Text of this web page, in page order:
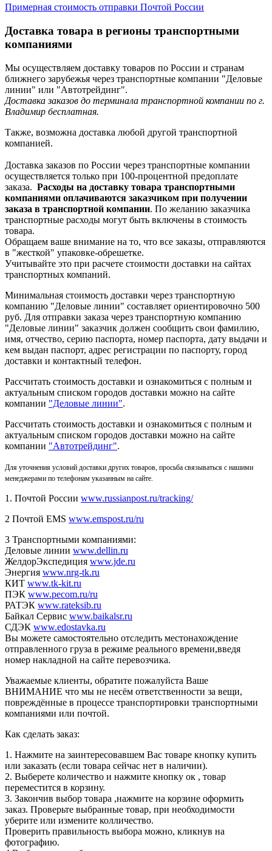
Примерная стоимость отправки Почтой России
Доставка товара в регионы транспортными
компаниями
Мы осуществляем доставку товаров по России и странам
ближнего зарубежья через транспортные компании "Деловые
линии" или "Автотрейдинг".
Доставка заказов до терминала транспортной компании по г.
Владимир бесплатная.
Также, возможна доставка любой другой транспортной
компанией.
Доставка заказов по России через транспортные компании
осуществляется только при 100-процентной предоплате
заказа. Расходы на доставку товара транспортными
компаниями оплачиваются заказчиком при получении
заказа в транспортной компании. По желанию заказчика
транспортные расходы могут быть включены в стоимость
товара.
Обращаем ваше внимание на то, что все заказы, отправляются
в "жесткой" упаковке-обрешетке.
Учитывайте это при расчете стоимости доставки на сайтах
транспортных компаний.
Минимальная стоимость доставки через транспортную
компанию "Деловые линии" составляет ориентировочно 500
руб. Для отправки заказа через транспортную компанию
"Деловые линии" заказчик должен сообщить свои фамилию,
имя, отчество, серию паспорта, номер паспорта, дату выдачи и
кем выдан паспорт, адрес регистрации по паспорту, город
доставки и контактный телефон.
Рассчитать стоимость доставки и ознакомиться с полным и
актуальным списком городов доставки можно на сайте
компании "Деловые линии".
Рассчитать стоимость доставки и ознакомиться с полным и
актуальным списком городов доставки можно на сайте
компании "Автотрейдинг".
Для уточнения условий доставки других товаров, просьба связываться с нашими
менеджерами по телефонам указанным на сайте.
1. Почтой России www.russianpost.ru/tracking/
2 Почтой EMS www.emspost.ru/ru
3 Транспортными компаниями:
Деловые линии www.dellin.ru
ЖелдорЭкспедиция www.jde.ru
Энергия www.nrg-tk.ru
КИТ www.tk-kit.ru
ПЭК www.pecom.ru/ru
РАТЭК www.rateksib.ru
Байкал Сервис www.baikalsr.ru
СДЭК www.edostavka.ru
Вы можете самостоятельно отследить местонахождение
отправленного груза в режиме реального времени,введя
номер накладной на сайте перевозчика.
Уважаемые клиенты, обратите пожалуйста Ваше
ВНИМАНИЕ что мы не несём ответственности за вещи,
повреждённые в процессе транспортировки транспортными
компаниями или почтой.
Как сделать заказ:
1. Нажмите на заинтересовавшем Вас товаре кнопку купить
или заказать (если товара сейчас нет в наличии).
2. Выберете количество и нажмите кнопку ок , товар
переместится в корзину.
3. Закончив выбор товара ,нажмите на корзине оформить
заказ. Проверьте выбранные товар, при необходимости
уберите или измените колличество.
Проверить правильность выбора можно, кликнув на
фотографию.